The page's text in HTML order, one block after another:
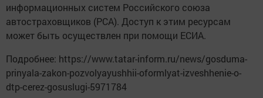
информационных систем Российского союза
автостраховщиков (РСА). Доступ к этим ресурсам
может быть осуществлен при помощи ЕСИА.
Подробнее: https://www.tatar-inform.ru/news/gosduma-
prinyala-zakon-pozvolyayushhii-oformlyat-izveshhenie-o-
dtp-cerez-gosuslugi-5971784